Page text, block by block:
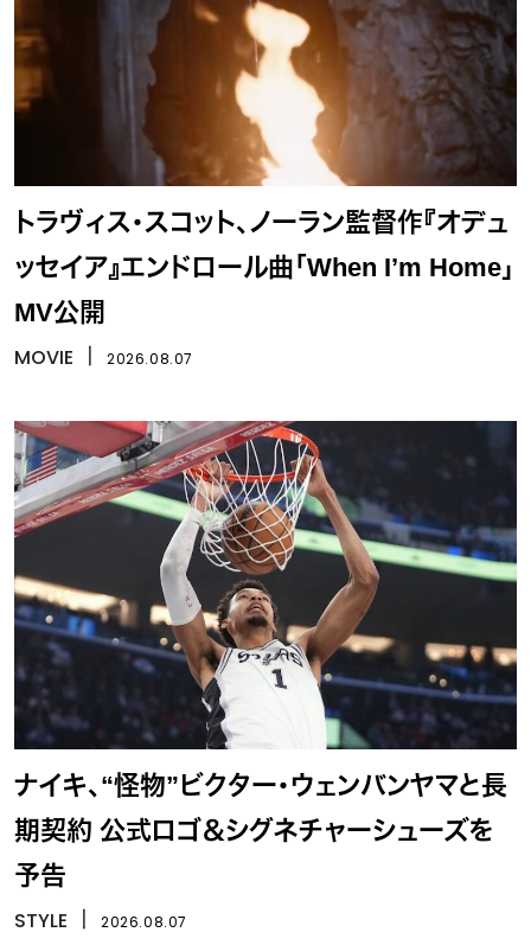
トラヴィス・スコット、ノーラン監督作『オデュ
ッセイア』エンドロール曲「When I’m Home」
MV公開
MOVIE 2026.08.07
ナイキ、“怪物”ビクター・ウェンバンヤマと長
期契約 公式ロゴ＆シグネチャーシューズを
予告
STYLE 2026.08.07